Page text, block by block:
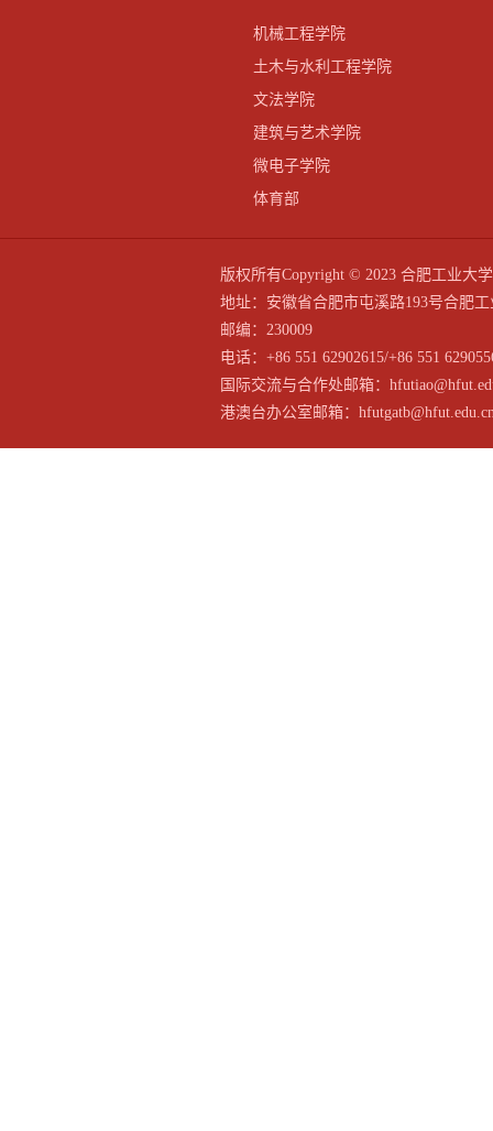
机械工程学院
土木与水利工程学院
文法学院
建筑与艺术学院
微电子学院
体育部
版权所有Copyright © 2023 合肥工业大
地址：安徽省合肥市屯溪路193号合肥
邮编：230009
电话：+86 551 62902615/+86 551
国际交流与合作处邮箱：
港澳台办公室邮箱：